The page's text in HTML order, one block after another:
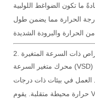
ما تكون الضواغط اللولبية
الحرارة مما يضمن طول
2.
محرك متغير السرعة (VSD)
العمل في بيئات ذات درجات
حرارة محيطة متقلبة. يقوم VSD بضبط سرعة الضاغط بشكل